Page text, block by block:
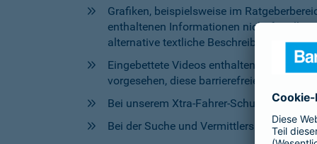
Grafiken, beispielsweise im
enthaltenen Informationen nicht für alle
alternative textliche Beschreibungen zur
Eingebettete Videos enthalten aktuell
vorgesehen, diese barrierefreien Elemente
Bei unserem Xtra-Fahrer-Schutz kann
Bei der Suche und Vermittlersuche auf